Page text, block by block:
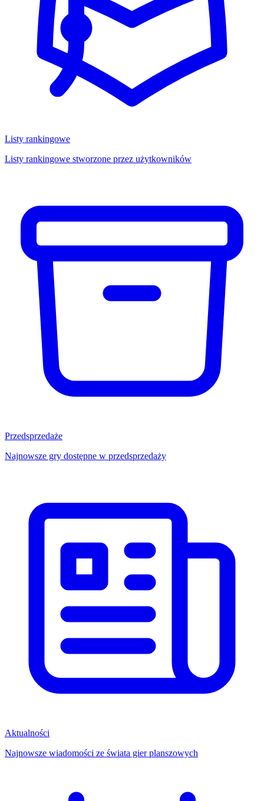
Listy rankingowe
Listy rankingowe stworzone przez użytkowników
Przedsprzedaże
Najnowsze gry dostępne w przedsprzedaży
Aktualności
Najnowsze wiadomości ze świata gier planszowych